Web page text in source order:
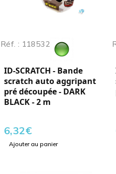
Réf. : 118532
ID-SCRATCH - Bande
scratch auto aggripant
pré découpée - DARK
BLACK - 2 m
6,32€
Ajouter au panier